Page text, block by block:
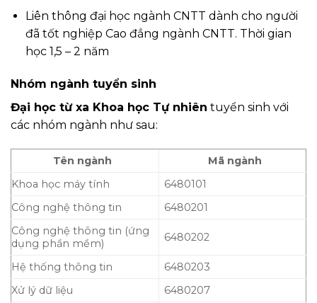
Liên thông đại học ngành CNTT dành cho người
đã tốt nghiệp Cao đẳng ngành CNTT. Thời gian
học 1,5 – 2 năm
Nhóm ngành tuyển sinh
Đại học từ xa Khoa học Tự nhiên tuyển sinh với
các nhóm ngành như sau:
Tên ngành
Mã ngành
Khoa học máy tính
6480101
Công nghệ thông tin
6480201
Công nghệ thông tin (ứng
dụng phần mềm)
6480202
Hệ thống thông tin
6480203
Xử lý dữ liệu
6480207